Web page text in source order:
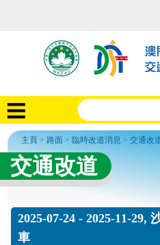
主頁 >路面 > 臨時改道消息 >交通改
交通改道
2025-07-24 - 2025-11-29,
車